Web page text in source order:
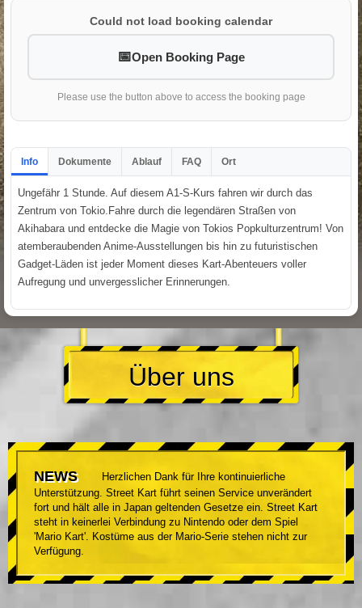
Could not load booking calendar
Open Booking Page
Please use the button above to access the booking page
Info Dokumente Ablauf FAQ Ort
Ungefähr 1 Stunde. Auf diesem A1-S-Kurs fahren wir durch das
Zentrum von Tokio.Fahre durch die legendären Straßen von
Akihabara und entdecke die Magie von Tokios Popkulturzentrum! Von
atemberaubenden Anime-Ausstellungen bis hin zu futuristischen
Gadget-Läden ist jeder Moment dieses Kart-Abenteuers voller
Aufregung und unvergesslicher Erinnerungen.
Über uns
NEWS
Herzlichen Dank für Ihre kontinuierliche
Unterstützung. Street Kart führt seinen Service unverändert
fort und hält alle in Japan geltenden Gesetze ein. Street Kart
steht in keinerlei Verbindung zu Nintendo oder dem Spiel
'Mario Kart'. Kostüme aus der Mario-Serie stehen nicht zur
Verfügung.